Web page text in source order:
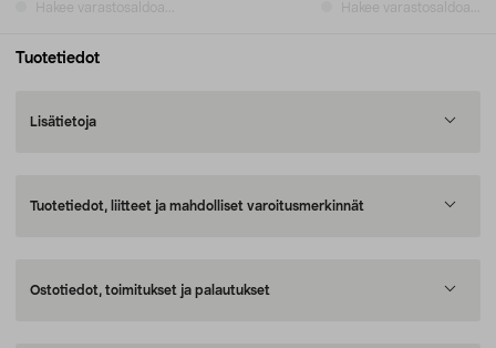
Hakee varastosaldoa... Hakee varastosaldoa...
Tuotetiedot
Lisätietoja
Tuotetiedot, liitteet ja mahdolliset varoitusmerkinnät
Ostotiedot, toimitukset ja palautukset